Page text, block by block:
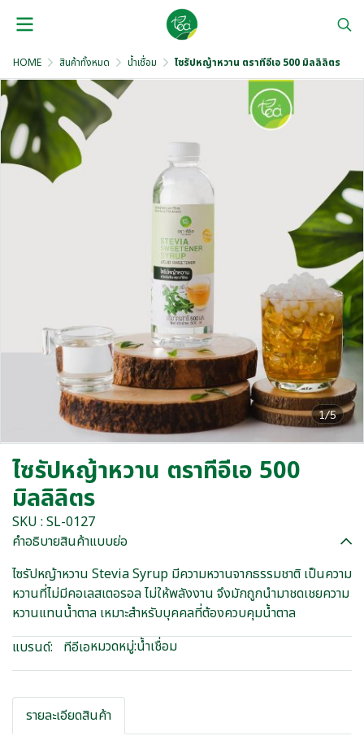
HOME สินค้าทั้งหมด น้ำเชื่อม ไซรัปหญ้าหวาน ตราทีอีเอ 500 มิลลิลิตร
1/5
ไซรัปหญ้าหวาน ตราทีอีเอ 500
มิลลิลิตร
SKU : SL-0127
คำอธิบายสินค้าแบบย่อ
ไซรัปหญ้าหวาน Stevia Syrup มีความหวานจากธรรมชาติ เป็นความ
หวานที่ไม่มีคอเลสเตอรอล ไม่ให้พลังงาน จึงมักถูกนำมาชดเชยความ
หวานแทนน้ำตาล เหมาะสำหรับบุคคลที่ต้องควบคุมน้ำตาล
แบรนด์:
ทีอีเอหมวดหมู่:น้ำเชื่อม
รายละเอียดสินค้า